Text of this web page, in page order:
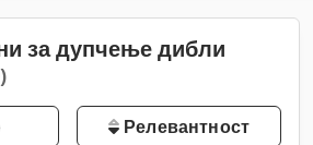
за дупчење дибли
Релевантност